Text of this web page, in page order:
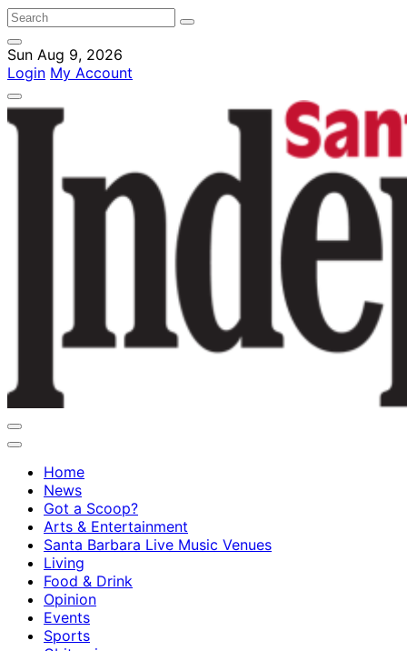
Sun Aug 9, 2026
Login My Account
Home
News
Got a Scoop?
Arts & Entertainment
Santa Barbara Live Music Venues
Living
Food & Drink
Opinion
Events
Sports